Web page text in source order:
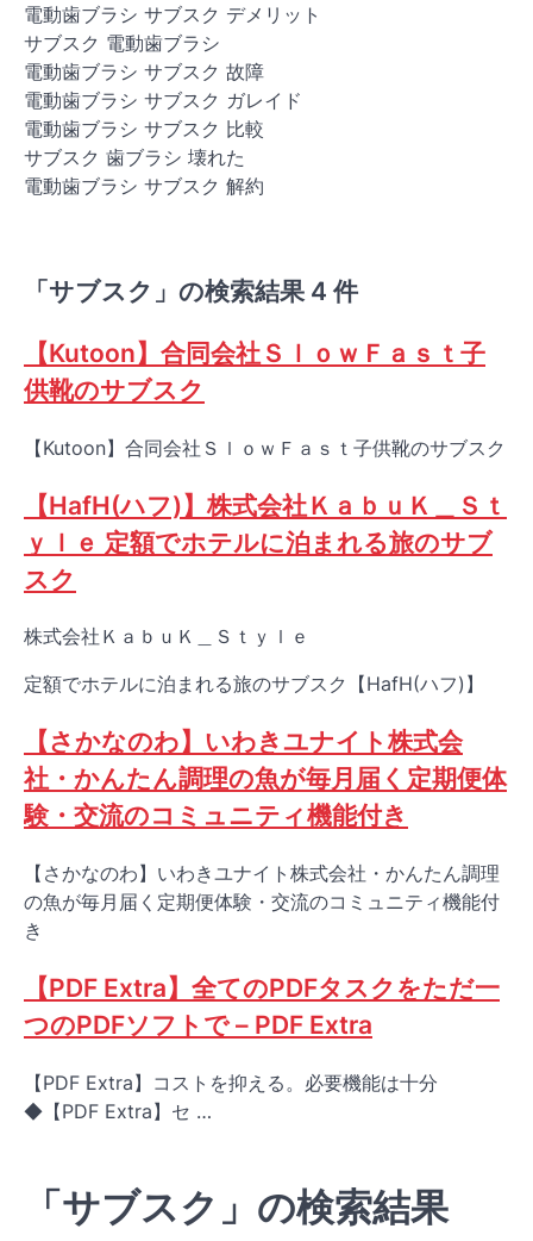
電動歯ブラシ サブスク デメリット
サブスク 電動歯ブラシ
電動歯ブラシ サブスク 故障
電動歯ブラシ サブスク ガレイド
電動歯ブラシ サブスク 比較
サブスク 歯ブラシ 壊れた
電動歯ブラシ サブスク 解約
「サブスク」の検索結果 4 件
【Kutoon】合同会社ＳｌｏｗＦａｓｔ子
供靴のサブスク
【Kutoon】合同会社ＳｌｏｗＦａｓｔ子供靴のサブスク
【HafH(ハフ)】株式会社ＫａｂｕＫ＿Ｓｔ
ｙｌｅ 定額でホテルに泊まれる旅のサブ
スク
株式会社ＫａｂｕＫ＿Ｓｔｙｌｅ
定額でホテルに泊まれる旅のサブスク【HafH(ハフ)】
【さかなのわ】いわきユナイト株式会
社・かんたん調理の魚が毎月届く定期便体
験・交流のコミュニティ機能付き
【さかなのわ】いわきユナイト株式会社・かんたん調理
の魚が毎月届く定期便体験・交流のコミュニティ機能付
き
【PDF Extra】全てのPDFタスクをただ一
つのPDFソフトで – PDF Extra
【PDF Extra】コストを抑える。必要機能は十分
◆【PDF Extra】セ …
「サブスク」の検索結果